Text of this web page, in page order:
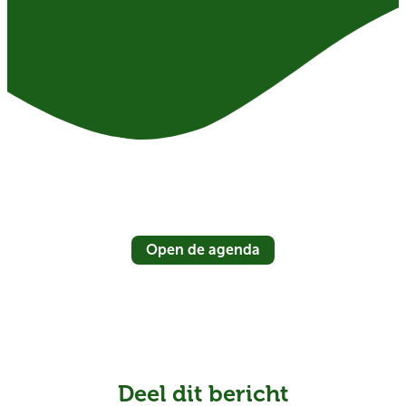
Open de agenda
Deel dit bericht